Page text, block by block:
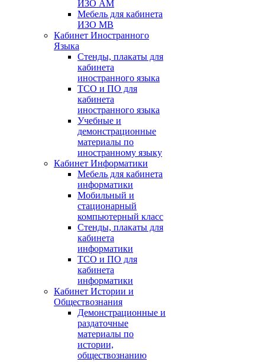
ИЗО АМ
Мебель для кабинета
ИЗО МВ
Кабинет Иностранного
Языка
Стенды, плакаты для
кабинета
иностранного языка
ТСО и ПО для
кабинета
иностранного языка
Учебные и
демонстрационные
материалы по
иностранному языку
Кабинет Информатики
Мебель для кабинета
информатики
Мобильный и
стационарный
компьютерный класс
Стенды, плакаты для
кабинета
информатики
ТСО и ПО для
кабинета
информатики
Кабинет Истории и
Обществознания
Демонстрационные и
раздаточные
материалы по
истории,
обществознанию